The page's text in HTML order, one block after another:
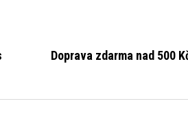
Doprava zdarma nad 500